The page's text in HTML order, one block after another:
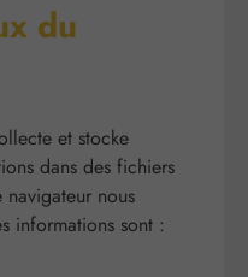
du
et stocke
dans des fichiers
nous
informations sont :